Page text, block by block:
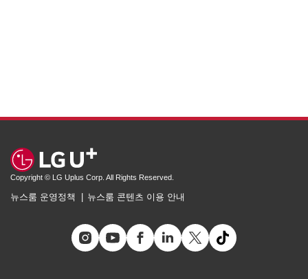
Copyright © LG Uplus Corp. All Rights Reserved.
뉴스룸 운영정책 뉴스룸 콘텐츠 이용 안내